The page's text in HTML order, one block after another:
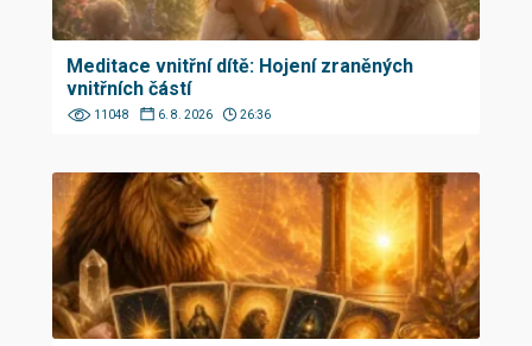
Meditace vnitřní dítě: Hojení zraněných
vnitřních částí
11048 6. 8. 2026 26:36